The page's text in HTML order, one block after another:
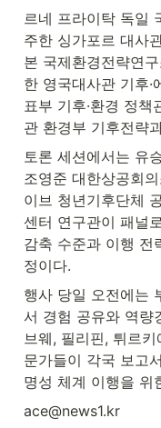
르네 프라이탁 독일
주한 싱가포르 대사
본 국제환경전략연
한 영국대사관 기후
표부 기후·환경 정
관 환경부 기후전략
토론 세션에서는 유
조영준 대한상공회
이브 청년기후단체
센터 연구관이 패널
감축 수준과 이행 전
정이다.
행사 당일 오전에는
서 경험 공유와 역량
브웨, 필리핀, 튀르
문가들이 각국 보고
명성 체계 이행을 위
ace@news1.kr